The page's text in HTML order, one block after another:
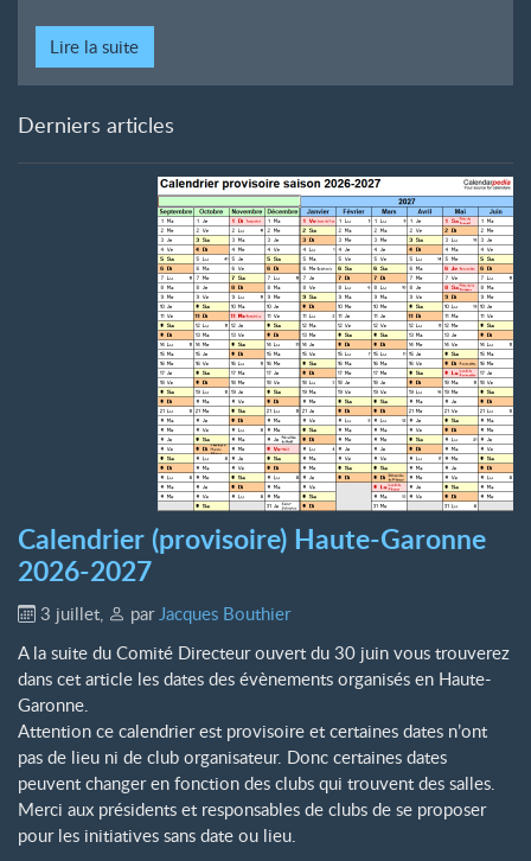
Lire la suite
Derniers articles
Calendrier (provisoire) Haute-Garonne
2026-2027
3 juillet par Jacques Bouthier
A la suite du Comité Directeur ouvert du 30 juin vous trouverez
dans cet article les dates des évènements organisés en Haute-
Garonne.
Attention ce calendrier est provisoire et certaines dates n’ont
pas de lieu ni de club organisateur. Donc certaines dates
peuvent changer en fonction des clubs qui trouvent des salles.
Merci aux présidents et responsables de clubs de se proposer
pour les initiatives sans date ou lieu.